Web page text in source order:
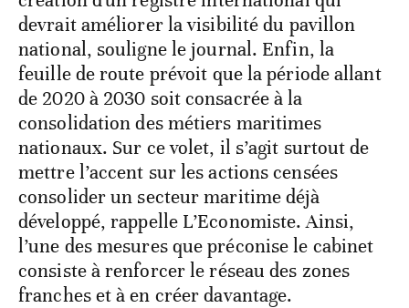
devrait améliorer la visibilité du pavillon
national, souligne le journal. Enfin, la
feuille de route prévoit que la période allant
de 2020 à 2030 soit consacrée à la
consolidation des métiers maritimes
nationaux. Sur ce volet, il s’agit surtout de
mettre l’accent sur les actions censées
consolider un secteur maritime déjà
développé, rappelle L’Economiste. Ainsi,
l’une des mesures que préconise le cabinet
consiste à renforcer le réseau des zones
franches et à en créer davantage.